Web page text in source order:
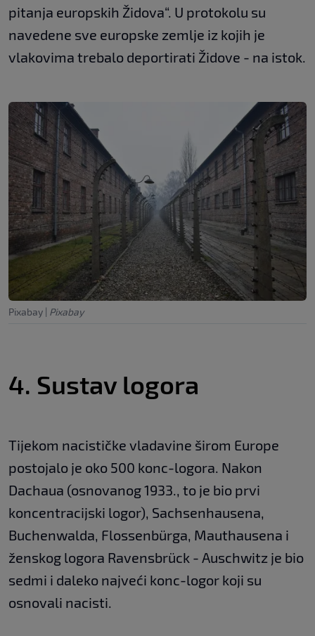
pitanja europskih Židova“. U protokolu su
navedene sve europske zemlje iz kojih je
vlakovima trebalo deportirati Židove - na istok.
Pixabay | Pixabay
4. Sustav logora
Tijekom nacističke vladavine širom Europe
postojalo je oko 500 konc-logora. Nakon
Dachaua (osnovanog 1933., to je bio prvi
koncentracijski logor), Sachsenhausena,
Buchenwalda, Flossenbürga, Mauthausena i
ženskog logora Ravensbrück - Auschwitz je bio
sedmi i daleko najveći konc-logor koji su
osnovali nacisti.